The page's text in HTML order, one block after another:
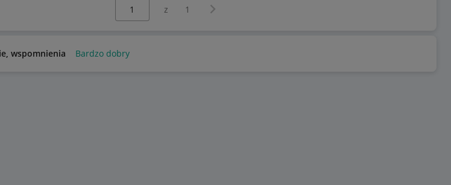
z 1 Następna strona
wspomnienia Bardzo dobry